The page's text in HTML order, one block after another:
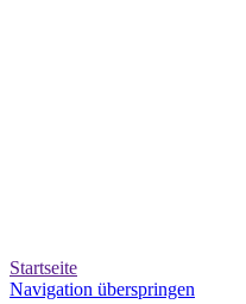
Startseite
Navigation überspringen